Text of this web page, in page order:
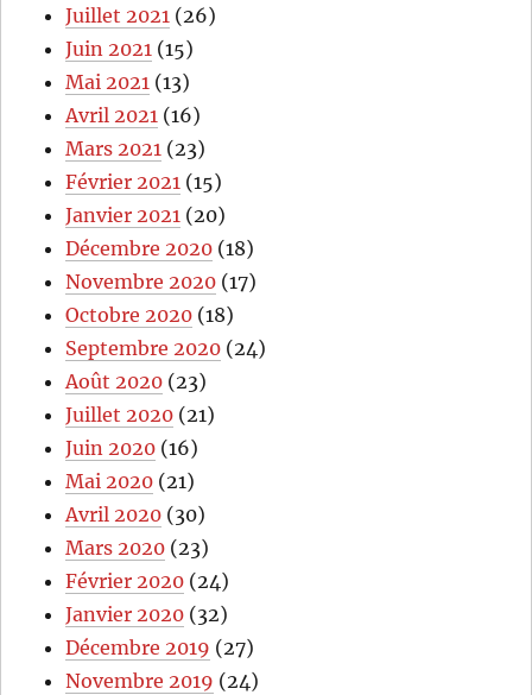
Juillet 2021 (26)
Juin 2021 (15)
Mai 2021 (13)
Avril 2021 (16)
Mars 2021 (23)
Février 2021 (15)
Janvier 2021 (20)
Décembre 2020 (18)
Novembre 2020 (17)
Octobre 2020 (18)
Septembre 2020 (24)
Août 2020 (23)
Juillet 2020 (21)
Juin 2020 (16)
Mai 2020 (21)
Avril 2020 (30)
Mars 2020 (23)
Février 2020 (24)
Janvier 2020 (32)
Décembre 2019 (27)
Novembre 2019 (24)